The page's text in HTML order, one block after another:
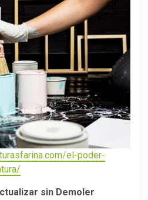
el-poder-
sin Demoler